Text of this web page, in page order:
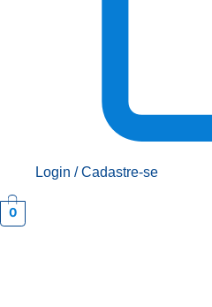
Login / Cadastre-se
0